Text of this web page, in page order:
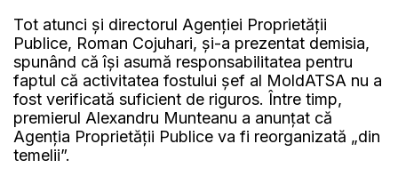
Tot atunci și directorul Agenției Proprietății
Publice, Roman Cojuhari, și-a prezentat demisia,
spunând că își asumă responsabilitatea pentru
faptul că activitatea fostului șef al MoldATSA nu a
fost verificată suficient de riguros. Între timp,
premierul Alexandru Munteanu a anunțat că
Agenția Proprietății Publice va fi reorganizată „din
temelii”.